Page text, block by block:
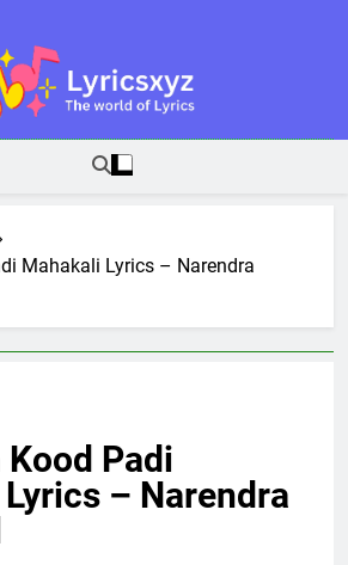
World Of Lyrics
Mahakali Lyrics – Narendra
Padi
– Narendra